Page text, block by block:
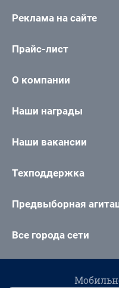
Реклама на сайте
Прайс-лист
О компании
Наши награды
Наши вакансии
Техподдержка
Предвыборная
Все города сети